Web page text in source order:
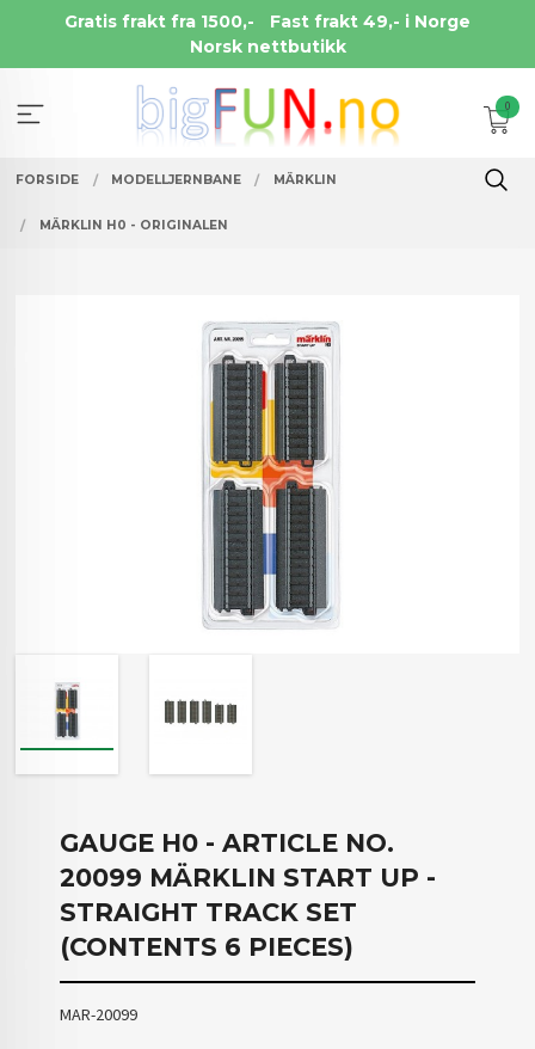
Gratis frakt fra 1500,-
Fast frakt 49,- i Norge
Norsk nettbutikk
0
FORSIDE MODELLJERNBANE MÄRKLIN
MÄRKLIN H0 - ORIGINALEN
GAUGE H0 - ARTICLE NO.
20099 MÄRKLIN START UP -
STRAIGHT TRACK SET
(CONTENTS 6 PIECES)
MAR-20099